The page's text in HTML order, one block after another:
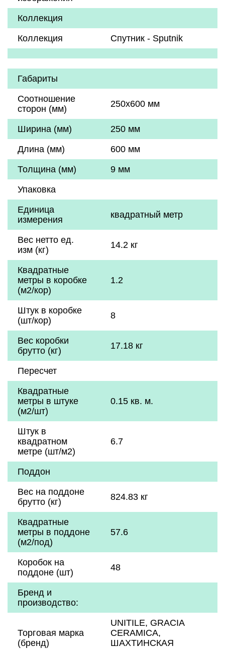
Коллекция
Коллекция
Спутник - Sputnik
Габариты
Соотношение
сторон (мм)
250x600 мм
Ширина (мм)
250 мм
Длина (мм)
600 мм
Толщина (мм)
9 мм
Упаковка
Единица
измерения
квадратный метр
Вес нетто ед.
изм (кг)
14.2 кг
Квадратные
метры в коробке
(м2/кор)
1.2
Штук в коробке
(шт/кор)
8
Вес коробки
брутто (кг)
17.18 кг
Пересчет
Квадратные
метры в штуке
(м2/шт)
0.15 кв. м.
Штук в
квадратном
метре (шт/м2)
6.7
Поддон
Вес на поддоне
брутто (кг)
824.83 кг
Квадратные
метры в поддоне
(м2/под)
57.6
Коробок на
поддоне (шт)
48
Бренд и
производство:
Торговая марка
(бренд)
UNITILE, GRACIA
CERAMICA,
ШАХТИНСКАЯ